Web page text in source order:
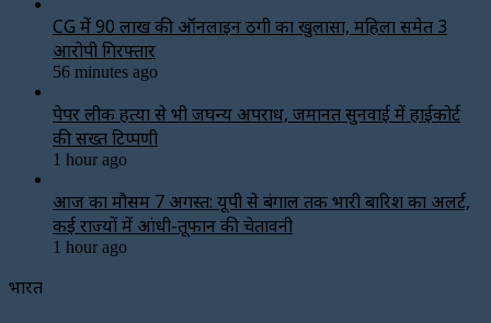
CG में 90 लाख की ऑनलाइन ठगी का खुलासा, महिला समेत 3
आरोपी गिरफ्तार
56 minutes ago
पेपर लीक हत्या से भी जघन्य अपराध, जमानत सुनवाई में हाईकोर्ट
की सख्त टिप्पणी
1 hour ago
आज का मौसम 7 अगस्त: यूपी से बंगाल तक भारी बारिश का अलर्ट,
कई राज्यों में आंधी-तूफान की चेतावनी
1 hour ago
भारत